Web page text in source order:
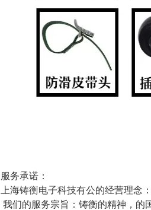
服务承诺：
上海铸衡电子科技有公的经营理念
我们的服务宗旨：铸衡的精神，的